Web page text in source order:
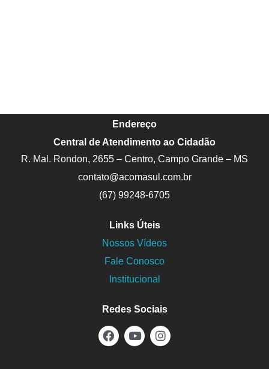
Endereço
Central de Atendimento ao Cidadão
R. Mal. Rondon, 2655 – Centro, Campo Grande – MS
contato@acomasul.com.br
(67) 99248-6705
Links Úteis
Nossos Vídeos
Fale Conosco
Institucional
Redes Sociais